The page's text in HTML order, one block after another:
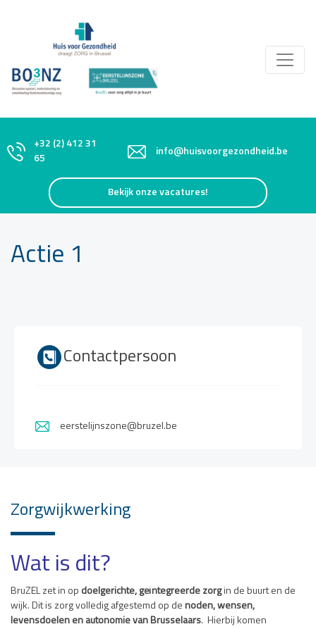
+32 (2) 412 31
65
info@huisvoorgezondheid.be
Bekijk onze vacatures!
Actie 1
Contactpersoon
eerstelijnszone@bruzel.be
Zorgwijkwerking
Wat is dit?
BruZELzet in op doelgerichte, geïntegreerde zorgin de buurten de
wijk. Ditis zorg volledig afgestemd op de noden, wensen,
levensdoelen en autonomie van Brusselaars. Hierbij komen